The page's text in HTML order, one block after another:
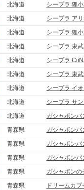
北海道
シープラ 狸
北海道
シープラ ア
北海道
シープラ 狸
北海道
シープラ 東
北海道
シープラ
北海道
シープラ 東
北海道
シープラ イ
北海道
シープラ サ
北海道
ガシャポン
青森県
ガシャポン
青森県
ガシャポン
青森県
ガシャポン
青森県
ガシャポン
青森県 ドリームカ